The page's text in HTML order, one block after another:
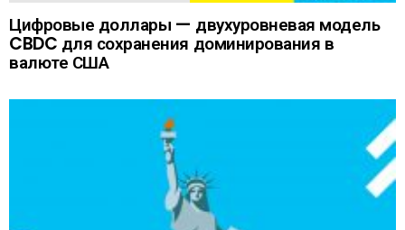
Цифровые доллары — двухуровневая модель
CBDC для сохранения доминирования в
валюте США